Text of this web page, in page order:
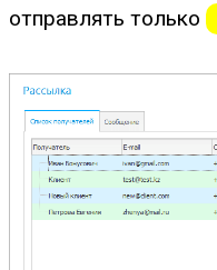
отправлять только